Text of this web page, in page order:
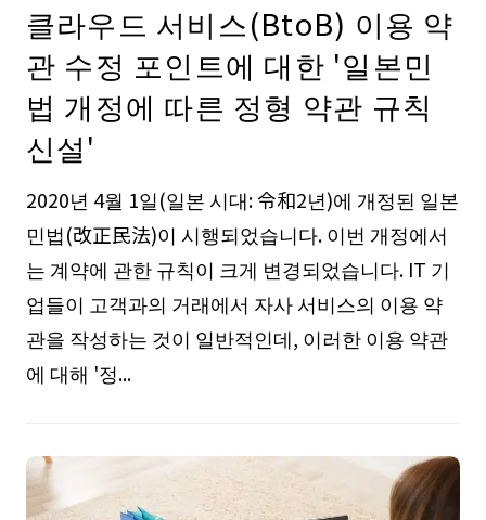
클라우드 서비스(BtoB) 이용 약
관 수정 포인트에 대한 '일본민
법 개정에 따른 정형 약관 규칙
신설'
2020년 4월 1일(일본 시대: 令和2년)에 개정된 일본
민법(改正民法)이 시행되었습니다. 이번 개정에서
는 계약에 관한 규칙이 크게 변경되었습니다. IT 기
업들이 고객과의 거래에서 자사 서비스의 이용 약
관을 작성하는 것이 일반적인데, 이러한 이용 약관
에 대해 '정...